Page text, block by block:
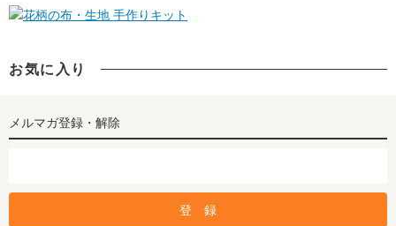
手作りキット
お気に入り
メルマガ登録・解除